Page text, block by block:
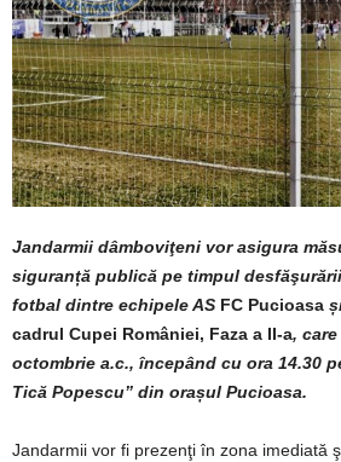
Jandarmii dâmboviţeni vor asigura
siguranță publică pe timpul
fotbal dintre echipele AS FC Pucioasa
cadrul Cupei României, Faza a II-a,
octombrie a.c., începând cu ora 14.30
Tică Popescu” din orașul Pucioasa.
Jandarmii vor fi prezenţi în zona imediată